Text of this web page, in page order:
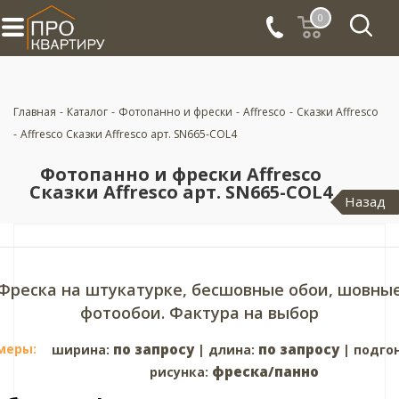
0
Главная - Каталог - Фотопанно и фрески - Affresco - Сказки Affresco
- Affresco Сказки Affresco арт. SN665-COL4
Фотопанно и фрески Affresco
Сказки Affresco арт. SN665-COL4 Назад
на штукатурке, бесшовные обои,
фотообои. Фактура на выбор
ширина: по запросу| длина: по запросу|
рисунка: фреска/панно